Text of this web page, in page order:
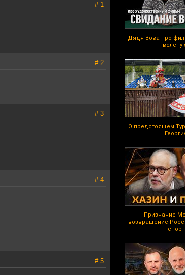
Дядя Вова про
О предстоящем
Признание
возвращение
спорт
# 1
# 2
# 3
# 4
# 5